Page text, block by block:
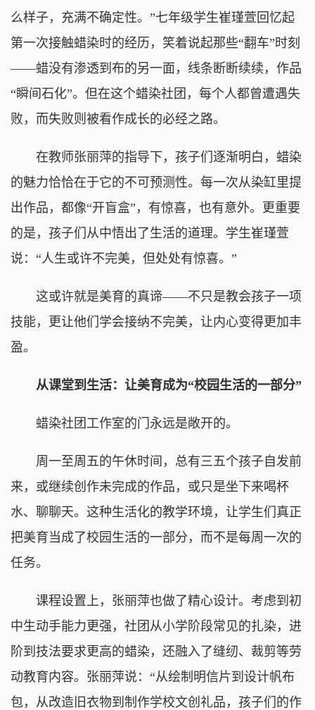
么样子，充满不确定性。”七年级学生崔瑾萱回忆起
第一次接触蜡染时的经历，笑着说起那些“翻车”时刻
——蜡没有渗透到布的另一面，线条断断续续，作品
“瞬间石化”。但在这个蜡染社团，每个人都曾遭遇失
败，而失败则被看作成长的必经之路。
在教师张丽萍的指导下，孩子们逐渐明白，蜡染
的魅力恰恰在于它的不可预测性。每一次从染缸里提
出作品，都像“开盲盒”，有惊喜，也有意外。更重要
的是，孩子们从中悟出了生活的道理。学生崔瑾萱
说：“人生或许不完美，但处处有惊喜。”
这或许就是美育的真谛——不只是教会孩子一项
技能，更让他们学会接纳不完美，让内心变得更加丰
盈。
从课堂到生活：让美育成为“校园生活的一部分”
蜡染社团工作室的门永远是敞开的。
周一至周五的午休时间，总有三五个孩子自发前
来，或继续创作未完成的作品，或只是坐下来喝杯
水、聊聊天。这种生活化的教学环境，让学生们真正
把美育当成了校园生活的一部分，而不是每周一次的
任务。
课程设置上，张丽萍也做了精心设计。考虑到初
中生动手能力更强，社团从小学阶段常见的扎染，进
阶到技法要求更高的蜡染，还融入了缝纫、裁剪等劳
动教育内容。张丽萍说：“从绘制明信片到设计帆布
包，从改造旧衣物到制作学校文创礼品，孩子们的作